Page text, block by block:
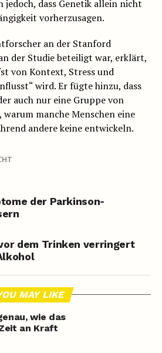
jedoch, dass Genetik allein nicht
vorherzusagen.
an der Stanford
der Studie beteiligt war, erklärt,
von Kontext, Stress und
wird. Er fügte hinzu, dass
auch nur eine Gruppe von
manche Menschen eine
andere keine entwickeln.
der Parkinson-
dem Trinken verringert
MAY LIKE
wie das
an Kraft